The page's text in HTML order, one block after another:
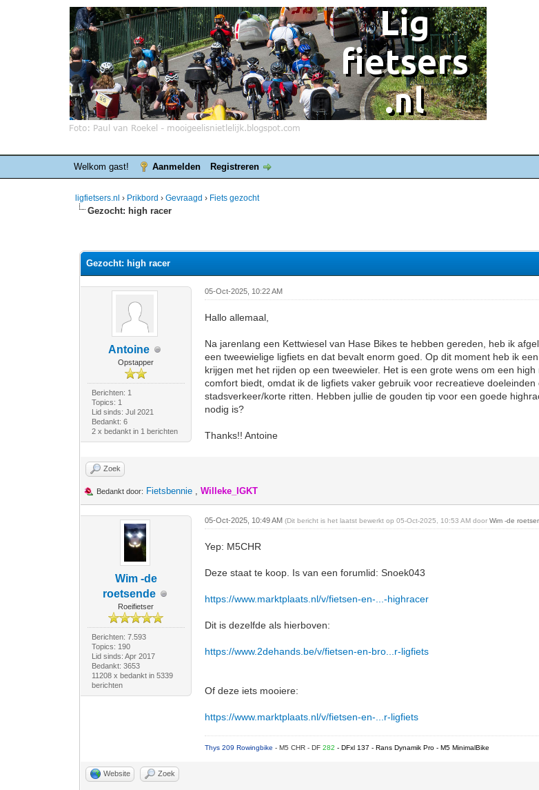
Welkom gast! Aanmelden Registreren
ligfietsers.nl › Prikbord ›Gevraagd › Fiets gezocht
Gezocht: high racer
Gezocht: high racer
Antoine
Opstapper
Berichten: 1
Topics: 1
Lid sinds: Jul 2021
Bedankt: 6
2 x bedankt in 1 berichten
05-Oct-2025, 10:22 AM
Hallo allemaal,
Na jarenlang een Kettwiesel van Hase Bikes te hebben gereden, heb ik
een tweewielige ligfiets en dat bevalt enorm goed. Op dit moment heb ik
krijgen met het rijden op een tweewieler. Het is een grote wens om een
comfort biedt, omdat ik de ligfiets vaker gebruik voor recreatieve doeleinden
stadsverkeer/korte ritten. Hebben jullie de gouden tip voor een goede
nodig is?
Thanks!! Antoine
Zoek
Bedankt door: Fietsbennie ,Willeke_IGKT
Wim -de
roetsende
Roeifietser
Berichten: 7.593
Topics: 190
Lid sinds: Apr 2017
Bedankt: 3653
11208 x bedankt in 5339
berichten
05-Oct-2025, 10:49 AM(Dit bericht is het laatst bewerkt op 05-Oct-2025, 10:53 AM doorWim -de
Yep: M5CHR
Deze staat te koop. Is van een forumlid: Snoek043
https://www.marktplaats.nl/v/fietsen-en-...-highracer
Dit is dezelfde als hierboven:
https://www.2dehands.be/v/fietsen-en-bro...r-ligfiets
Of deze iets mooiere:
https://www.marktplaats.nl/v/fietsen-en-...r-ligfiets
Thys 209 Rowingbike- M5 CHR - DF282- DFxl 137 - Rans Dynamik Pro - M5 MinimalBike
Website Zoek